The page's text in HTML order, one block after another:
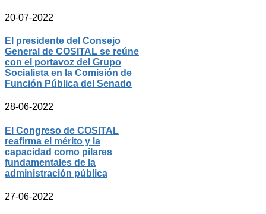
20-07-2022
El presidente del Consejo
General de COSITAL se reúne
con el portavoz del Grupo
Socialista en la Comisión de
Función Pública del Senado
28-06-2022
El Congreso de COSITAL
reafirma el mérito y la
capacidad como pilares
fundamentales de la
administración pública
27-06-2022